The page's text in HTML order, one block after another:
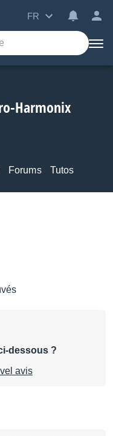
FR
Harmonix
Forums Tutos
dessous ?
avis